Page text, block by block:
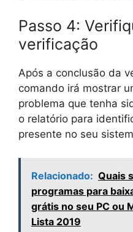
Passo 4:
verificação
Após a conclusão da
comando irá mostrar
problema que tenha
o relatório para
presente no seu
Relacionado: Quais
programas para
grátis no seu PC ou
Lista 2019